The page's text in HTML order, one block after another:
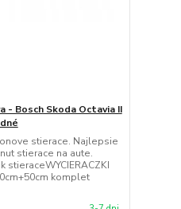
- Bosch Skoda Octavia II
stierace. Najlepsie
stierace na aute.
stieraceWYCIERACZKI
komplet